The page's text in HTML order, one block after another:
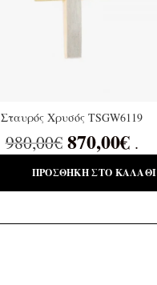
Σταυρός Χρυσός TSGW6119
980,00€ 870,00€ .
ΠΡΟΣΘΉΚΗ ΣΤΟ ΚΑΛΆΘΙ